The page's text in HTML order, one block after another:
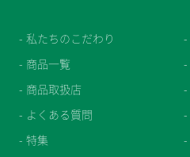
私たちのこだわり
商品一覧
商品取扱店
よくある質問
特集